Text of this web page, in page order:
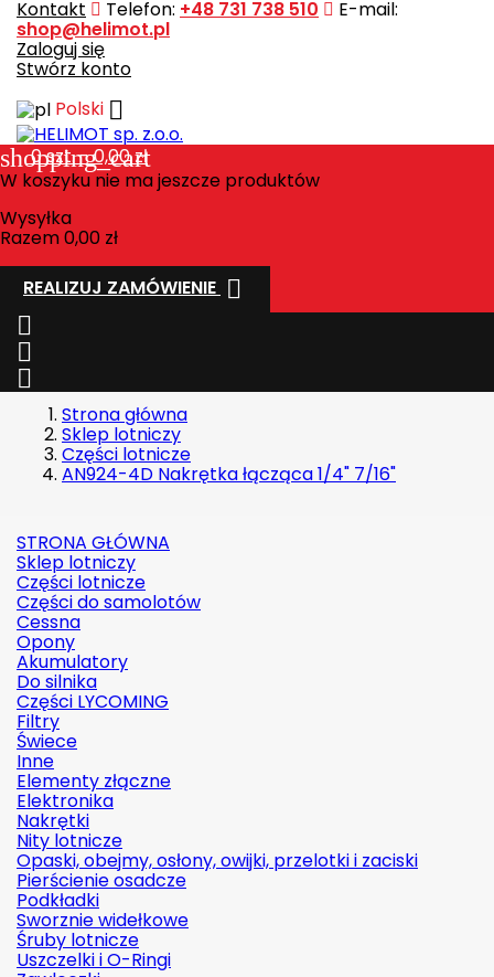
Kontakt Telefon: +48 731 738 510 E-mail:
shop@helimot.pl
Zaloguj się
Stwórz konto
Polski 
shopping_cart
0szt. - 0,00 zł
W koszyku nie ma jeszcze produktów
Wysyłka
Razem0,00 zł
REALIZUJ ZAMÓWIENIE 



Strona główna
Sklep lotniczy
Części lotnicze
AN924-4D Nakrętka łącząca 1/4" 7/16"
STRONA GŁÓWNA
Sklep lotniczy
Części lotnicze
Części do samolotów
Cessna
Opony
Akumulatory
Do silnika
Części LYCOMING
Filtry
Świece
Inne
Elementy złączne
Elektronika
Nakrętki
Nity lotnicze
Opaski, obejmy, osłony, owijki, przelotki i zaciski
Pierścienie osadcze
Podkładki
Sworznie widełkowe
Śruby lotnicze
Uszczelki i O-Ringi